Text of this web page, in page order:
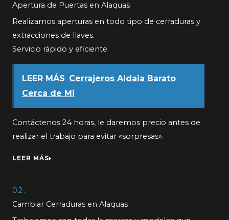
Apertura de Puertas en Alaquas
Realizamos aperturas en todo tipo de cerraduras y
extracciones de llaves.
Servicio rápido y eficiente.
LEER MÁS Cerrajeros Aldaia Barato
Cerca de Mi
Contáctenos 24 horas, le daremos precio antes de
realizar el trabajo para evitar «sorpresas».
LEER MÁS
02.
Cambiar Cerraduras en Alaquas